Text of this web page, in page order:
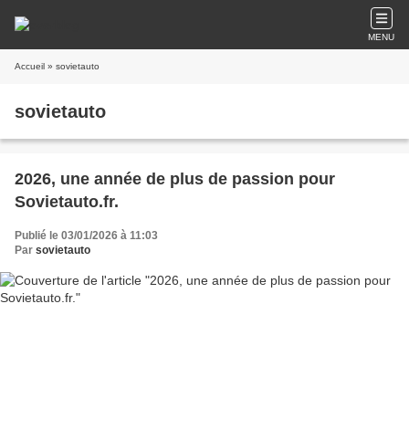
MENU
Accueil » sovietauto
sovietauto
2026, une année de plus de passion pour
Sovietauto.fr.
Publié le 03/01/2026 à 11:03
Par sovietauto